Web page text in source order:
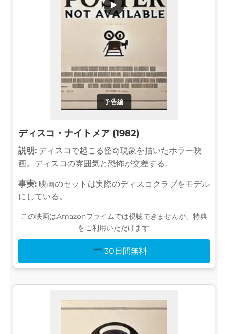
予告編
▶
ディスコ・ナイトメア (1982)
説明: ディスコで起こる怪奇現象を描いたホラー映
画。ディスコの雰囲気と恐怖が交差する。
事実: 映画のセットは実際のディスコクラブをモデル
にしている。
この映画はAmazonプライムでは視聴できませんが、特典
をご利用いただけます:
30日間無料